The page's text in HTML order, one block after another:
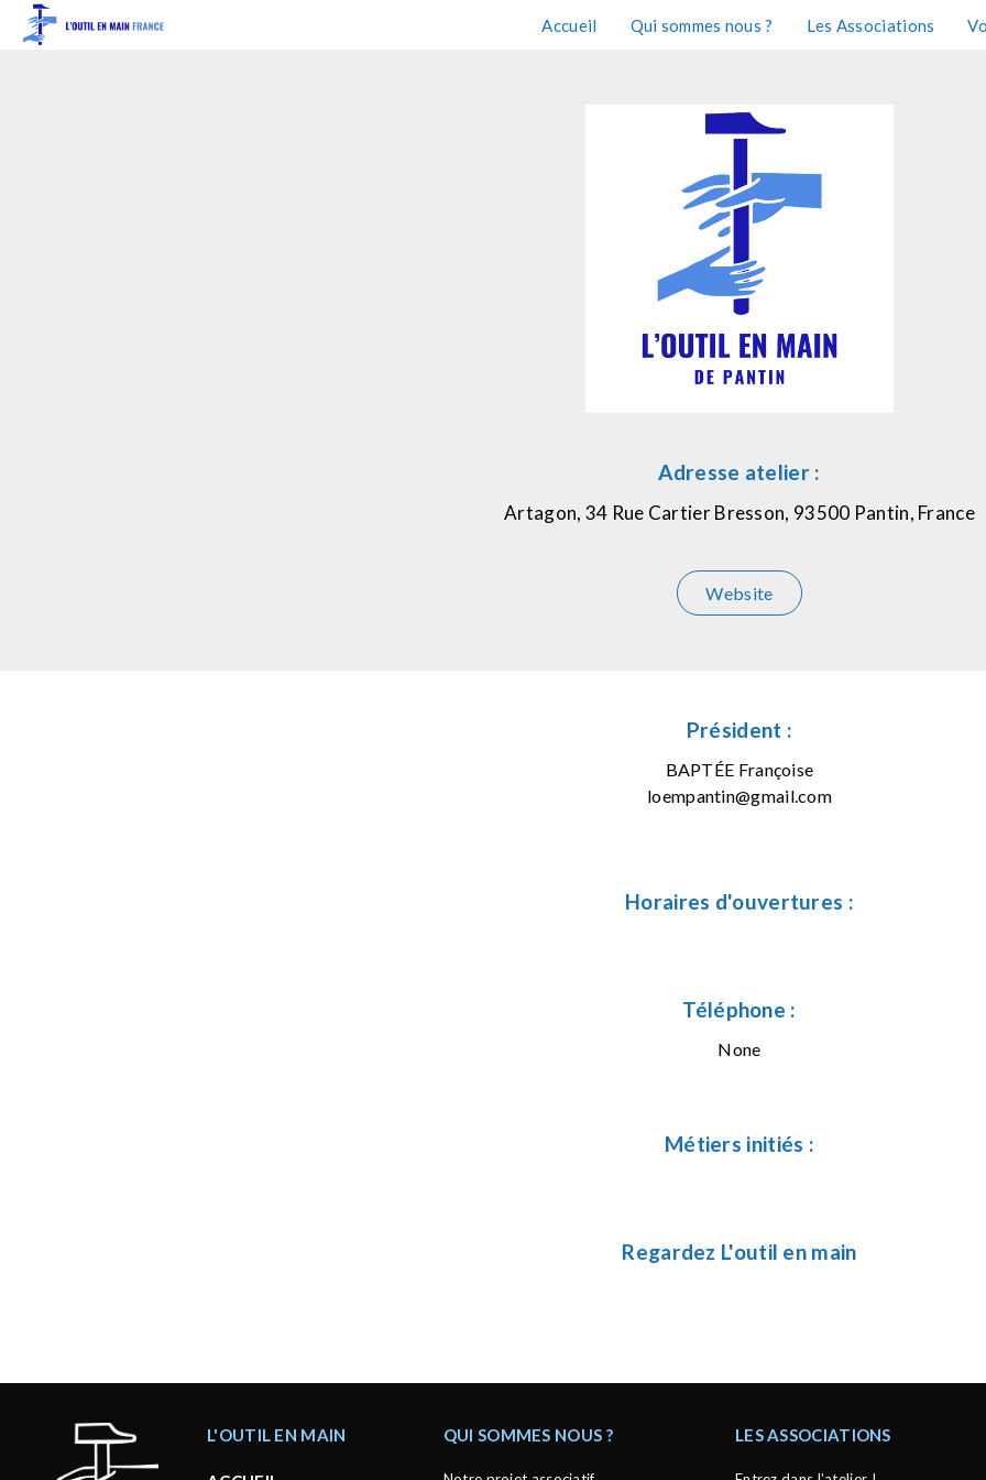
Accueil Qui sommes nous ? Les Associations
Adresse atelier :
Artagon, 34 Rue Cartier Bresson, 93500 Pantin, France
Website
Président :
BAPTÉE Françoise
loempantin@gmail.com
Horaires d'ouvertures :
Téléphone :
None
Métiers initiés :
Regardez L'outil en main
L'OUTIL EN MAIN QUI SOMMES NOUS ? LES ASSOCIATIONS